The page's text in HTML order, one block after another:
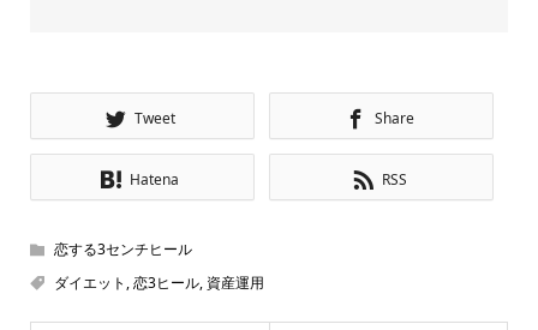
Tweet Share
Hatena RSS
恋する3センチヒール
ダイエット ,恋3ヒール, 資産運用